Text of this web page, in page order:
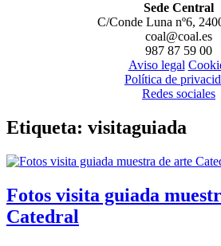
Sede Central
C/Conde Luna nº6,
coal@coal.es
987 87 59 00
Aviso legal
Política de
Redes sociales
Etiqueta: visitaguiada
Fotos visita guiada
Catedral